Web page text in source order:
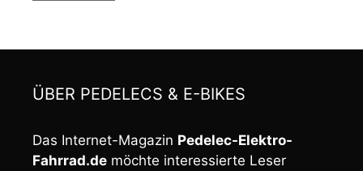
ÜBER PEDELECS & E-BIKES
Das Internet-Magazin Pedelec-Elektro-
Fahrrad.de möchte interessierte Leser